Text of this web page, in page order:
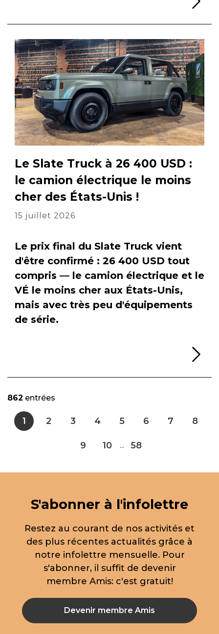
Le Slate Truck à 26 400 USD :
le camion électrique le moins
cher des États-Unis !
15 juillet 2026
Le prix final du Slate Truck vient
d'être confirmé : 26 400 USD tout
compris — le camion électrique et le
VÉ le moins cher aux États-Unis,
mais avec très peu d'équipements
de série.
862 entrées
1 2 3 4 5 6 7 8
9 10 ... 58
S'abonner à l'infolettre
Restez au courant de nos activités et
des plus récentes actualités grâce à
notre infolettre mensuelle. Pour
s'abonner, il suffit de devenir
membre Amis: c'est gratuit!
Devenir membre Amis